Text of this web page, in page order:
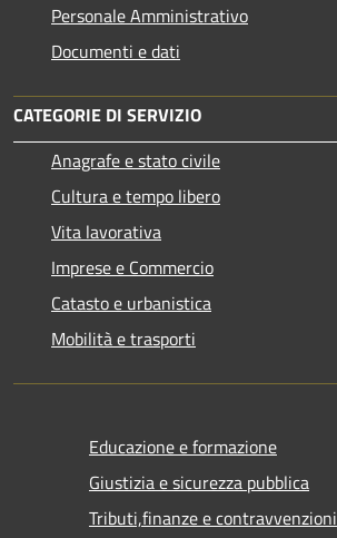
Personale Amministrativo
Documenti e dati
CATEGORIE DI SERVIZIO
Anagrafe e stato civile
Cultura e tempo libero
Vita lavorativa
Imprese e Commercio
Catasto e urbanistica
Mobilità e trasporti
Educazione e formazione
Giustizia e sicurezza pubblica
Tributi,finanze e contravvenzioni